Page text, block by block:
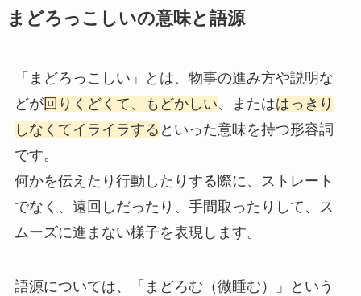
まどろっこしいの意味と語源
「まどろっこしい」とは、物事の進み方や説明な
どが回りくどくて、もどかしい、またははっきり
しなくてイライラする といった意味を持つ形容詞
です。
何かを伝えたり行動したりする際に、ストレート
でなく、遠回しだったり、手間取ったりして、ス
ムーズに進まない様子を表現します。
語源については、「まどろむ（微睡む）」という